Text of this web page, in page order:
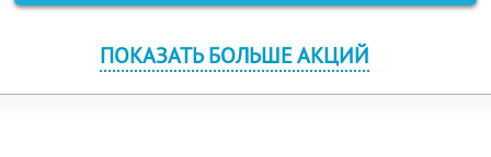
ПОКАЗАТЬ БОЛЬШЕ АКЦИЙ